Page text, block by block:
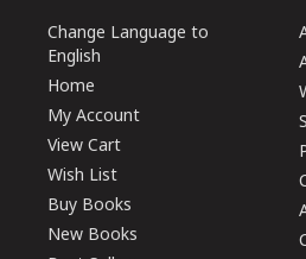
Change Language to
English
Home
My Account
View Cart
Wish List
Buy Books
New Books